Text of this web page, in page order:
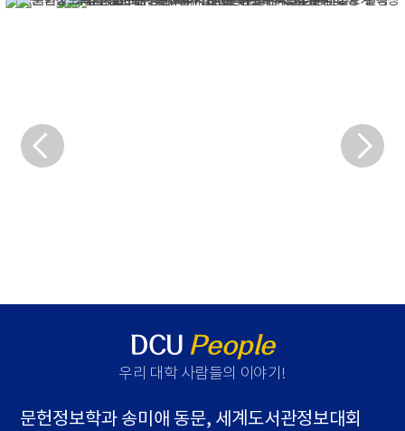
DCU People
우리 대학 사람들의 이야기 !
문헌정보학과 송미애 동문, 세계도서관정보대회